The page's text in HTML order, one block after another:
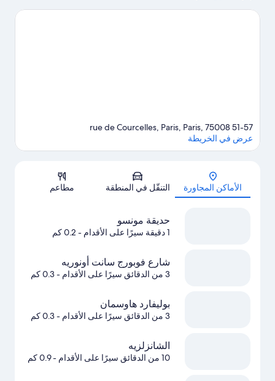
إلى باريس
الخريطة
51-57 rue de Courcelles, Paris, Paris, 75008
عرض في الخريطة
الأماكن المجاورة التنقّل في المنطقة مطاعم
حديقة مونسو
1 دقيقة سيرًا على الأقدام - 0.2 كم
شارع فوبورج سانت أونوريه
3 من الدقائق سيرًا على الأقدام - 0.3 كم
بوليفارد هاوسمان
3 من الدقائق سيرًا على الأقدام - 0.3 كم
الشانزلزيه
10 من الدقائق سيرًا على الأقدام - 0.9 كم